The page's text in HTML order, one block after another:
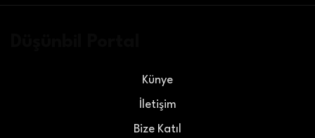
Künye
İletişim
Bize Katıl